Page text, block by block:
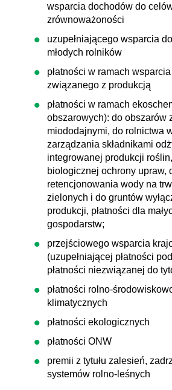
wsparcia dochodów do
zrównoważoności
uzupełniającego wsparcia
młodych rolników
płatności w ramach
związanego z produkcją
płatności w ramach
obszarowych): do obszarów
miododajnymi, do rolnictwa
zarządzania składnikami
integrowanej produkcji
biologicznej ochrony upraw,
retencjonowania wody na
zielonych i do gruntów
produkcji, płatności dla
gospodarstw;
przejściowego wsparcia
(uzupełniającej płatności
płatności niezwiązanej do
płatności rolno-
klimatycznych
płatności ekologicznych
płatności ONW
premii z tytułu zalesień,
systemów rolno-leśnych